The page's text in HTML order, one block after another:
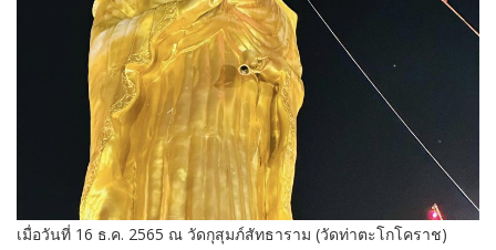
เมื่อวันที่ 16 ธ.ค. 2565 ณ วัดกุสุมภ์สัทธาราม (วัดท่าตะโกโคราช)